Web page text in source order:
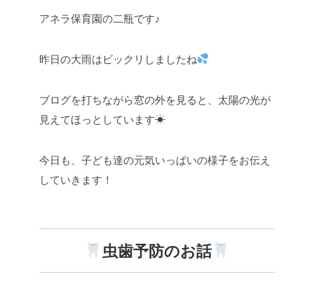
アネラ保育園の二瓶です♪
昨日の大雨はビックリしましたね
ブログを打ちながら窓の外を見ると、太陽の光が
見えてほっとしています☀
今日も、子ども達の元気いっぱいの様子をお伝え
していきます！
虫歯予防のお話